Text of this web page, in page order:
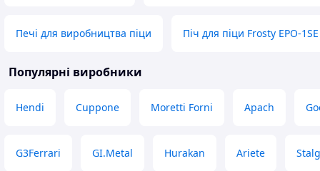
Печі для виробництва піци Піч для піци Frosty EPO-1SE
Популярні виробники
Hendi Cuppone Moretti Forni Apach
G3Ferrari GI.Metal Hurakan Ariete